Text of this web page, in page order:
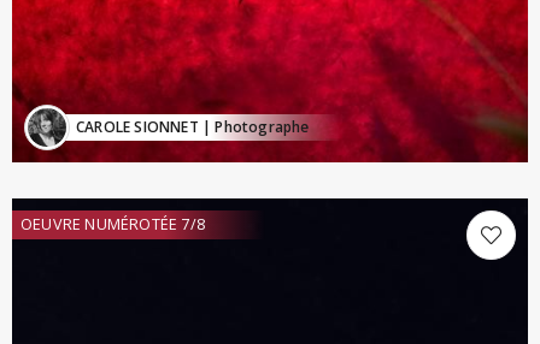
CAROLE SIONNET | Photographe
OEUVRE NUMÉROTÉE 7/8